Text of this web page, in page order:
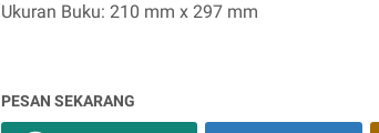
Ukuran Buku: 210 mm x 297 mm
PESAN SEKARANG